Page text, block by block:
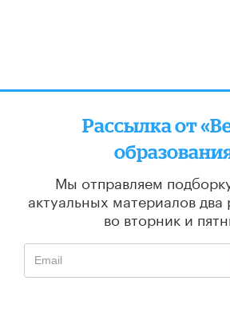
Рассылка от
Мы отправляем
актуальных материалов два
во вторник и